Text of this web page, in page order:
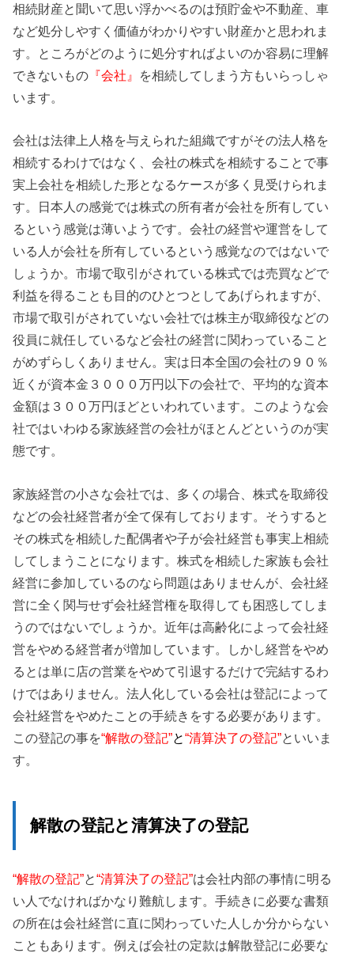
相続財産と聞いて思い浮かべるのは預貯金や不動産、車
など処分しやすく価値がわかりやすい財産かと思われま
す。ところがどのように処分すればよいのか容易に理解
できないもの 『会社』 を相続してしまう方もいらっしゃ
います。
会社は法律上人格を与えられた組織ですがその法人格を
相続するわけではなく、会社の株式を相続することで事
実上会社を相続した形となるケースが多く見受けられま
す。日本人の感覚では株式の所有者が会社を所有してい
るという感覚は薄いようです。会社の経営や運営をして
いる人が会社を所有しているという感覚なのではないで
しょうか。市場で取引がされている株式では売買などで
利益を得ることも目的のひとつとしてあげられますが、
市場で取引がされていない会社では株主が取締役などの
役員に就任しているなど会社の経営に関わっていること
がめずらしくありません。実は日本全国の会社の９０％
近くが資本金３０００万円以下の会社で、平均的な資本
金額は３００万円ほどといわれています。このような会
社ではいわゆる家族経営の会社がほとんどというのが実
態です。
家族経営の小さな会社では、多くの場合、株式を取締役
などの会社経営者が全て保有しております。そうすると
その株式を相続した配偶者や子が会社経営も事実上相続
してしまうことになります。株式を相続した家族も会社
経営に参加しているのなら問題はありませんが、会社経
営に全く関与せず会社経営権を取得しても困惑してしま
うのではないでしょうか。近年は高齢化によって会社経
営をやめる経営者が増加しています。しかし経営をやめ
るとは単に店の営業をやめて引退するだけで完結するわ
けではありません。法人化している会社は登記によって
会社経営をやめたことの手続きをする必要があります。
この登記の事を“解散の登記”と“清算決了の登記”といいま
す。
解散の登記と清算決了の登記
“解散の登記”と“清算決了の登記”は会社内部の事情に明る
い人でなければかなり難航します。手続きに必要な書類
の所在は会社経営に直に関わっていた人しか分からない
こともあります。例えば会社の定款は解散登記に必要な